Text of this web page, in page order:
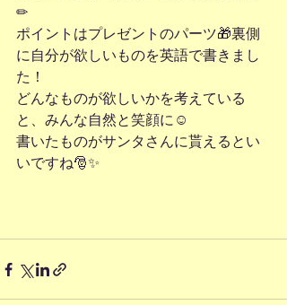
✏
ポイントはプレゼントのパーツ🎁裏側
に自分が欲しいものを英語で書きまし
た！
どんなものが欲しいかを考えている
と、みんな自然と笑顔に☺
書いたものがサンタさんに貰えるとい
いですね🎅✨